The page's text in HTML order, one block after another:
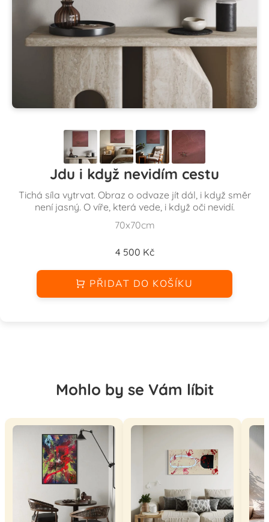
Jdu i když nevidím cestu
Tichá síla vytrvat. Obraz o odvaze jít dál, i když směr
není jasný. O víře, která vede, i když oči nevidí.
70x70cm
4 500 Kč
PŘIDAT DO KOŠÍKU
Mohlo by se Vám líbit